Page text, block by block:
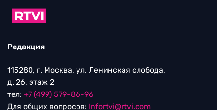
Редакция
115280, г. Москва, ул. Ленинская слобода,
д. 26, этаж 2
тел: +7 (499) 579-86-96
Для общих вопросов: Infortvi@rtvi.com